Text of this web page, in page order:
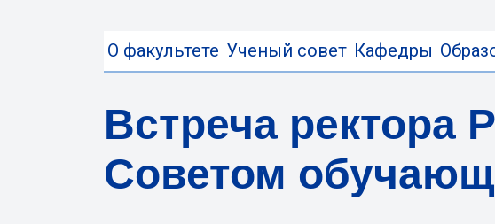
О факультете Ученый совет Кафедры
Встреча ректора
Советом